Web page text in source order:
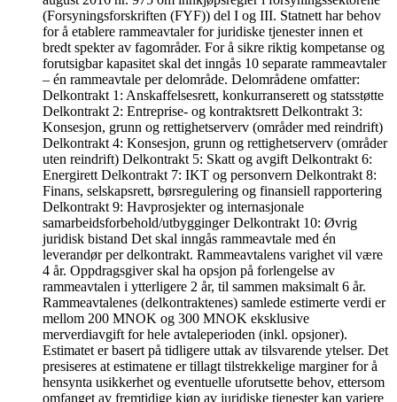
(Forsyningsforskriften (FYF)) del I og III. Statnett har behov
for å etablere rammeavtaler for juridiske tjenester innen et
bredt spekter av fagområder. For å sikre riktig kompetanse og
forutsigbar kapasitet skal det inngås 10 separate rammeavtaler
– én rammeavtale per delområde. Delområdene omfatter:
Delkontrakt 1: Anskaffelsesrett, konkurranserett og statsstøtte
Delkontrakt 2: Entreprise- og kontraktsrett Delkontrakt 3:
Konsesjon, grunn og rettighetserverv (områder med reindrift)
Delkontrakt 4: Konsesjon, grunn og rettighetserverv (områder
uten reindrift) Delkontrakt 5: Skatt og avgift Delkontrakt 6:
Energirett Delkontrakt 7: IKT og personvern Delkontrakt 8:
Finans, selskapsrett, børsregulering og finansiell rapportering
Delkontrakt 9: Havprosjekter og internasjonale
samarbeidsforbehold/utbygginger Delkontrakt 10: Øvrig
juridisk bistand Det skal inngås rammeavtale med én
leverandør per delkontrakt. Rammeavtalens varighet vil være
4 år. Oppdragsgiver skal ha opsjon på forlengelse av
rammeavtalen i ytterligere 2 år, til sammen maksimalt 6 år.
Rammeavtalenes (delkontraktenes) samlede estimerte verdi er
mellom 200 MNOK og 300 MNOK eksklusive
merverdiavgift for hele avtaleperioden (inkl. opsjoner).
Estimatet er basert på tidligere uttak av tilsvarende ytelser. Det
presiseres at estimatene er tillagt tilstrekkelige marginer for å
hensynta usikkerhet og eventuelle uforutsette behov, ettersom
omfanget av fremtidige kjøp av juridiske tjenester kan variere